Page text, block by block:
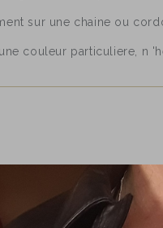
sur une chaine ou
couleur particuliere, n